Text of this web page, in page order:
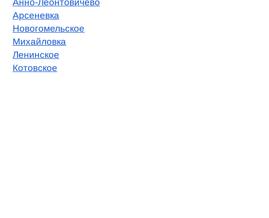
Анно-Леонтовичево
Арсеневка
Новогомельское
Михайловка
Ленинское
Котовское